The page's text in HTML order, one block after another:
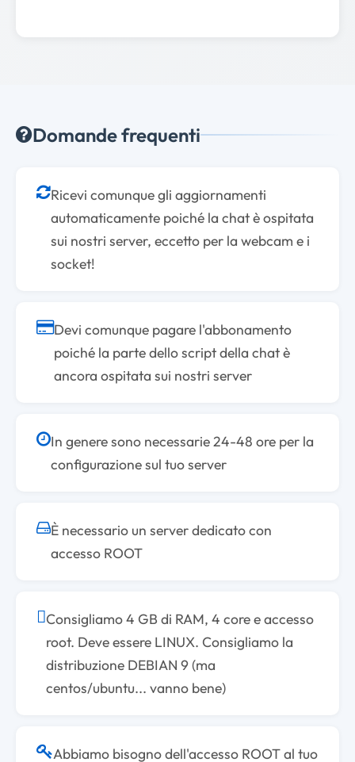
Domande frequenti
Ricevi comunque gli aggiornamenti
automaticamente poiché la chat è ospitata
sui nostri server, eccetto per la webcam e i
socket!
Devi comunque pagare l'abbonamento
poiché la parte dello script della chat è
ancora ospitata sui nostri server
In genere sono necessarie 24-48 ore per la
configurazione sul tuo server
È necessario un server dedicato con
accesso ROOT
Consigliamo 4 GB di RAM, 4 core e accesso
root. Deve essere LINUX. Consigliamo la
distribuzione DEBIAN 9 (ma
centos/ubuntu... vanno bene)
Abbiamo bisogno dell'accesso ROOT al tuo